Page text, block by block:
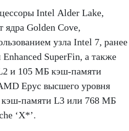
Intel Alder Lake,
ядра Golden Cove,
узла Intel 7, ранее
SuperFin, а также
и 105 МБ кэш-памяти
Epyc высшего уровня
памяти L3 или 768 МБ
‘X*’.